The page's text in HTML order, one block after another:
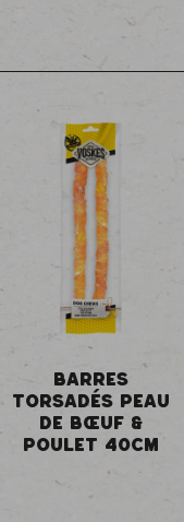
BARRES
TORSADÉS PEAU
DE BŒUF &
POULET 40CM